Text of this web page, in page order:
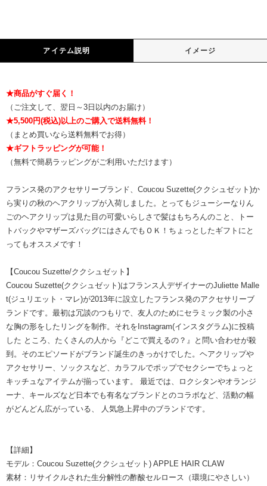
アイテム説明 イメージ
★商品がすぐ届く！
（ご注文して、翌日～3日以内のお届け）
★5,500円(税込)以上のご購入で送料無料！
（まとめ買いなら送料無料でお得）
★ギフトラッピングが可能！
（無料で簡易ラッピングがご利用いただけます）
フランス発のアクセサリーブランド、Coucou Suzette(ククシュゼット)か
ら実りの秋のヘアクリップが入荷しました。とってもジューシーなりん
ごのヘアクリップは見た目の可愛いらしさで髪はもちろんのこと、トー
トバックやマザーズバッグにはさんでもＯＫ！ちょっとしたギフトにと
ってもオススメです！
【Coucou Suzette/ククシュゼット】
Coucou Suzette(ククシュゼット)はフランス人デザイナーのJuliette Malle
t(ジュリエット・マレ)が2013年に設立したフランス発のアクセサリーブ
ランドです。最初は冗談のつもりで、友人のためにセラミック製の小さ
な胸の形をしたリングを制作。それをInstagram(インスタグラム)に投稿
した ところ、たくさんの人から『どこで買えるの？』と問い合わせが殺
到。そのエピソードがブランド誕生のきっかけでした。ヘアクリップや
アクセサリー、ソックスなど、カラフルでポップでセクシーでちょっと
キッチュなアイテムが揃っています。 最近では、ロクシタンやオランジ
ーナ、キールズなど日本でも有名なブランドとのコラボなど、活動の幅
がどんどん広がっている、 人気急上昇中のブランドです。
【詳細】
モデル：Coucou Suzette(ククシュゼット) APPLE HAIR CLAW
素材：リサイクルされた生分解性の酢酸セルロース（環境にやさしい）